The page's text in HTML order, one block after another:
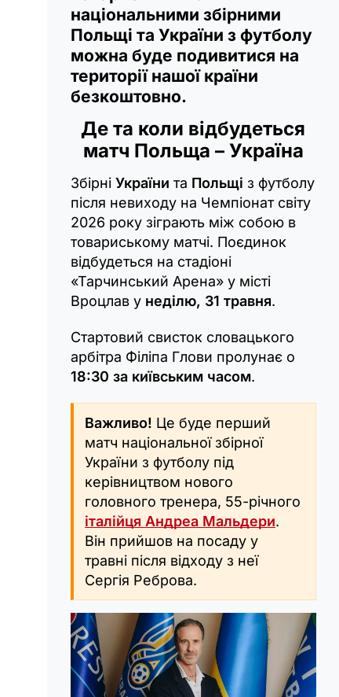
національними збірними
Польщі та України з футболу
можна буде подивитися на
території нашої країни
безкоштовно.
Де та коли відбудеться
матч Польща – Україна
Збірні України та Польщі з футболу
після невиходу на Чемпіонат світу
2026 року зіграють між собою в
товариському матчі. Поєдинок
відбудеться на стадіоні
«Тарчинський Арена» у місті
Вроцлав у неділю, 31 травня.
Стартовий свисток словацького
арбітра Філіпа Глови пролунає о
18:30 за київським часом.
Важливо! Це буде перший
матч національної збірної
України з футболу під
керівництвом нового
головного тренера, 55-річного
італійця Андреа Мальдери.
Він прийшов на посаду у
травні після відходу з неї
Сергія Реброва.